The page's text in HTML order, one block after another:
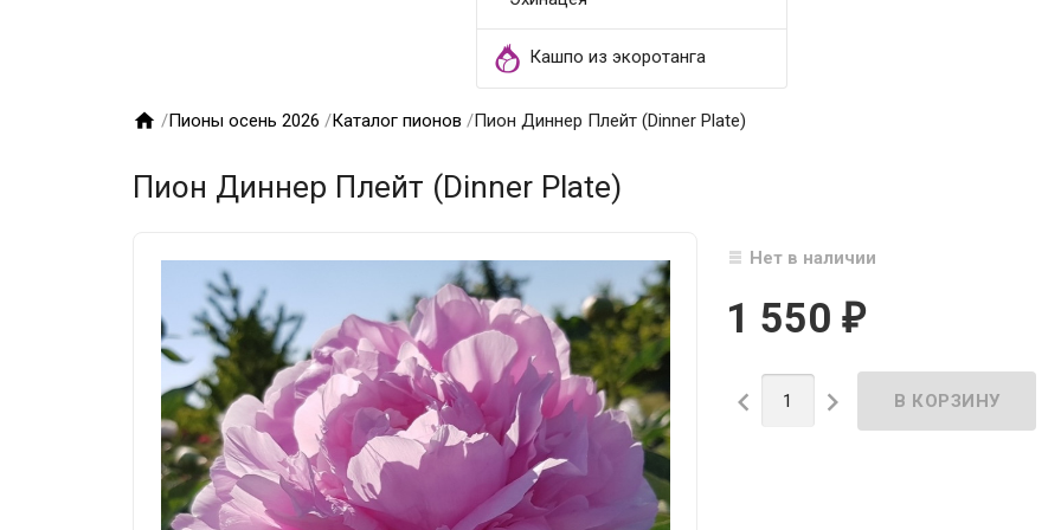
Кашпо из экоротанга
 /Пионы осень 2026 /Каталог пионов /Пион Диннер Плейт (Dinner Plate)
Пион Диннер Плейт (Dinner Plate)
Нет в наличии
1 550 ₽
 